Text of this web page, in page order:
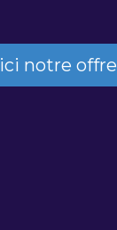
notre offre